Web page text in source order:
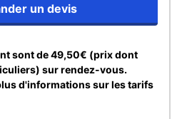
un devis
sont de 49,50€ (prix dont
sur rendez-vous.
d'informations sur les tarifs